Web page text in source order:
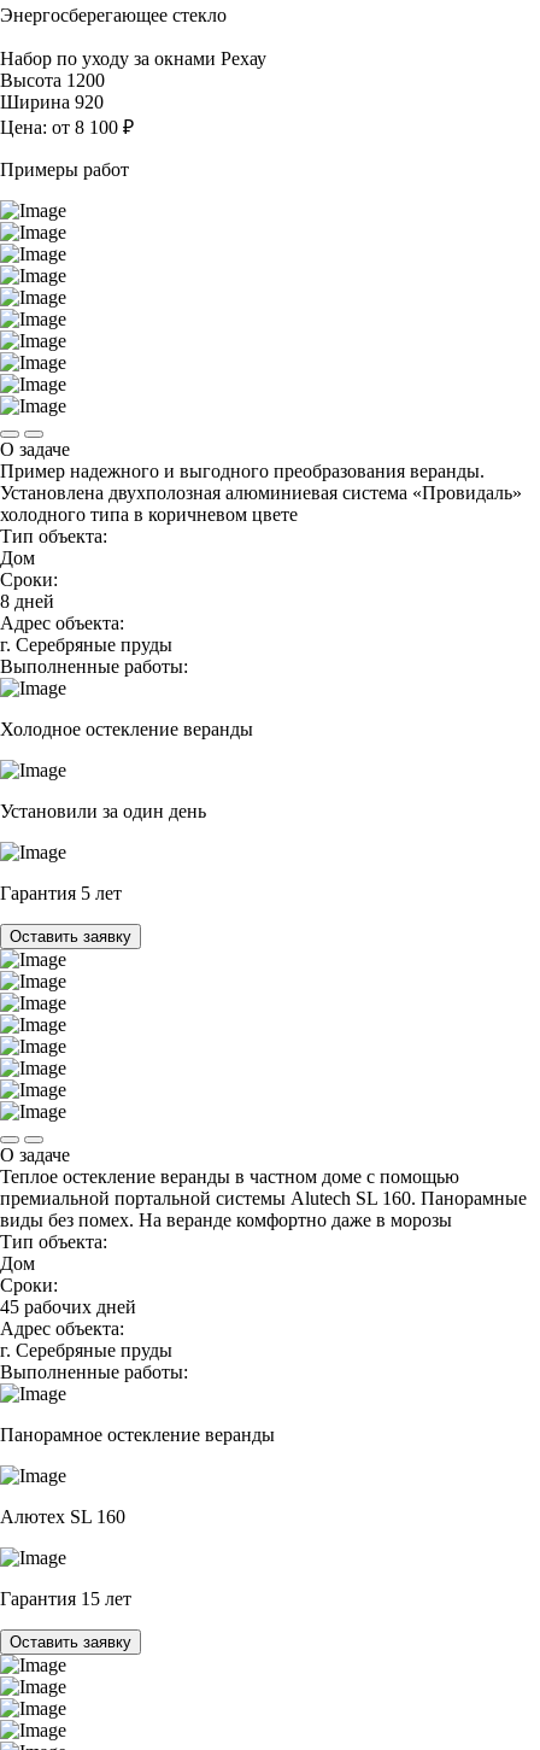
Энергосберегающее стекло
Набор по уходу за окнами Рехау
Высота 1200
Ширина 920
Цена: от 8 100 ₽
Примеры работ
О задаче
Пример надежного и выгодного преобразования веранды.
Установлена двухполозная алюминиевая система «Провидаль»
холодного типа в коричневом цвете
Тип объекта:
Дом
Сроки:
8 дней
Адрес объекта:
г. Серебряные пруды
Выполненные работы:
Холодное остекление веранды
Установили за один день
Гарантия 5 лет
Оставить заявку
О задаче
Теплое остекление веранды в частном доме с помощью
премиальной портальной системы Alutech SL 160. Панорамные
виды без помех. На веранде комфортно даже в морозы
Тип объекта:
Дом
Сроки:
45 рабочих дней
Адрес объекта:
г. Серебряные пруды
Выполненные работы:
Панорамное остекление веранды
Алютех SL 160
Гарантия 15 лет
Оставить заявку